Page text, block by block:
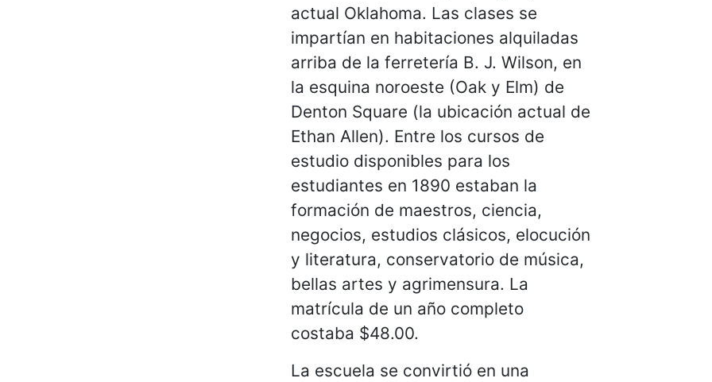
actual Oklahoma. Las clases se
impartían en habitaciones alquiladas
arriba de la ferretería B. J. Wilson, en
la esquina noroeste (Oak y Elm) de
Denton Square (la ubicación actual de
Ethan Allen). Entre los cursos de
estudio disponibles para los
estudiantes en 1890 estaban la
formación de maestros, ciencia,
negocios, estudios clásicos, elocución
y literatura, conservatorio de música,
bellas artes y agrimensura. La
matrícula de un año completo
costaba $48.00.
La escuela se convirtió en una